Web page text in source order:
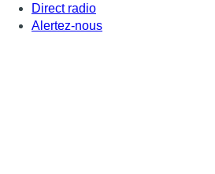
Direct radio
Alertez-nous